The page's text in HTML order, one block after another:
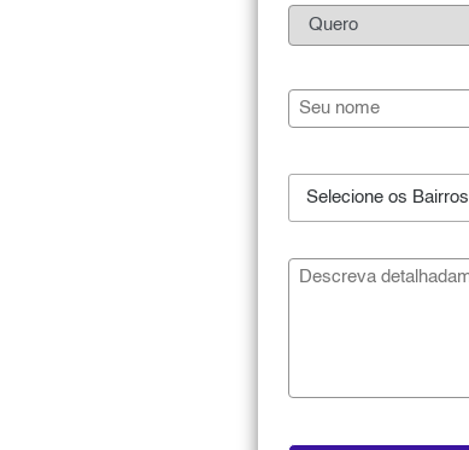
Selecione os Bairros